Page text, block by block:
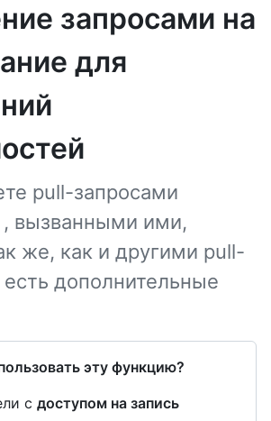
запросами на
для
pull-запросами
, вызванными ими,
же, как и другими pull-
дополнительные
эту функцию?
с доступом на запись